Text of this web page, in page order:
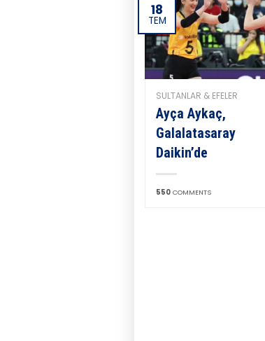
18
TEM
SULTANLAR & EFELER
Ayça Aykaç,
Galalatasaray
Daikin’de
550 COMMENTS